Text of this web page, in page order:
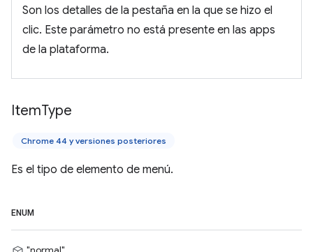
Son los detalles de la pestaña en la que se hizo el
clic. Este parámetro no está presente en las apps
de la plataforma.
ItemType
Chrome 44 y versiones posteriores
Es el tipo de elemento de menú.
ENUM